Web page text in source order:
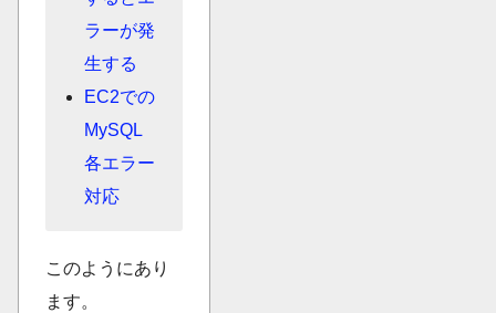
ラーが発
生する
EC2での
MySQL
各エラー
対応
このようにあり
ます。